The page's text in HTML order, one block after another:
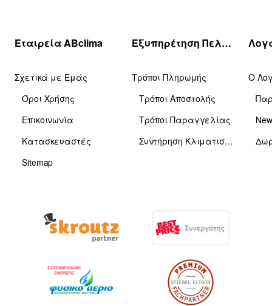
Εταιρεία ABclima
Σχετικά με Εμάς
Όροι Χρήσης
Επικοινωνία
Κατασκευαστές
Sitemap
Εξυπηρέτηση Πελατών
Τρόποι Πληρωμής
Τρόποι Αποστολής
Τρόποι Παραγγελίας
Συντήρηση Κλιματιστικών
Ο